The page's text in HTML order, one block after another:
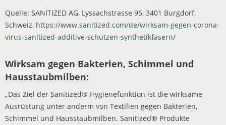
Quelle: SANITIZED AG, Lyssachstrasse 95, 3401 Burgdorf,
Schweiz, https://www.sanitized.com/de/wirksam-gegen-corona-
virus-sanitized-additive-schutzen-synthetikfasern/
Wirksam gegen Bakterien, Schimmel und
Hausstaubmilben:
„Das Ziel der Sanitized® Hygienefunktion ist die wirksame
Ausrüstung unter anderm von Textilien gegen Bakterien,
Schimmel und Hausstaubmilben. Sanitized® Produkte